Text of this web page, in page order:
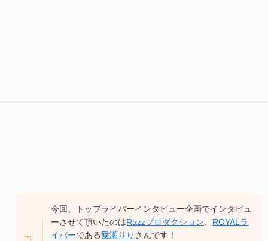
今回、トップライバーインタビュー企画でインタビュ
ーさせて頂いたのはRazzプロダクション、 ROYALラ
イバーである愛瀬りり さんです！